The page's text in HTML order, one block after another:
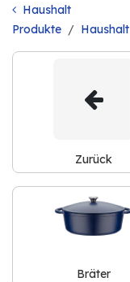
Haushalt
Produkte
Haushalt
Zurück
Bräter